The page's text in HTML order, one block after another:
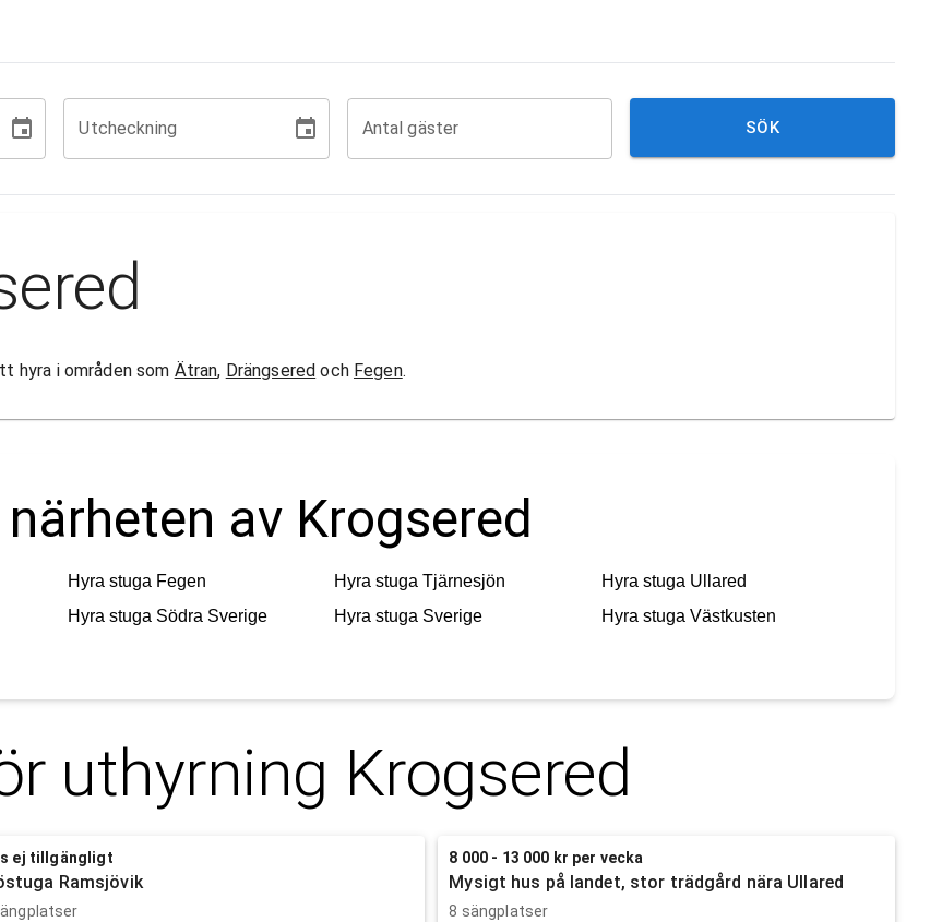
Utcheckning Antal gäster SÖK
hyra i områden som Ätran, Drängsered och Fegen.
av Krogsered
Hyra stuga Fegen Hyra stuga Tjärnesjön Hyra stuga Ullared
Hyra stuga Södra Sverige Hyra stuga Sverige Hyra stuga Västkusten
uthyrning Krogsered
ej tillgängligt
Ramsjövik
8 000 - 13 000 kr per vecka
Mysigt hus på landet, stor trädgård nära Ullared
8 sängplatser